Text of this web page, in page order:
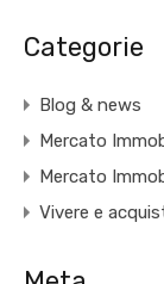
Categorie
Blog & news
Mercato
Mercato
Vivere e